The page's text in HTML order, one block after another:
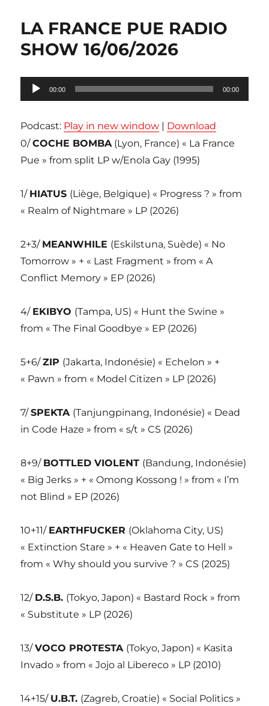
LA FRANCE PUE RADIO
SHOW 16/06/2026
Lecteur
audio
00:00 00:00
Podcast: Play in new window | Download
0/COCHE BOMBA(Lyon, France) « La France
Pue » from split LP w/Enola Gay (1995)
1/ HIATUS (Liège, Belgique) « Progress ? » from
« Realm of Nightmare » LP (2026)
2+3/ MEANWHILE (Eskilstuna, Suède) « No
Tomorrow » + « Last Fragment » from « A
Conflict Memory » EP (2026)
4/ EKIBYO (Tampa, US) « Hunt the Swine »
from « The Final Goodbye » EP (2026)
5+6/ZIP (Jakarta, Indonésie) « Echelon » +
« Pawn » from « Model Citizen » LP (2026)
7/SPEKTA (Tanjungpinang, Indonésie) « Dead
in Code Haze » from « s/t » CS (2026)
8+9/ BOTTLED VIOLENT (Bandung, Indonésie)
« Big Jerks » + « Omong Kossong ! » from « I’m
not Blind » EP (2026)
10+11/ EARTHFUCKER (Oklahoma City, US)
« Extinction Stare » + « Heaven Gate to Hell »
from « Why should you survive ? » CS (2025)
12/ D.S.B. (Tokyo, Japon) « Bastard Rock » from
« Substitute » LP (2026)
13/VOCO PROTESTA (Tokyo, Japon) « Kasita
Invado » from « Jojo al Libereco » LP (2010)
14+15/ U.B.T. (Zagreb, Croatie) « Social Politics »